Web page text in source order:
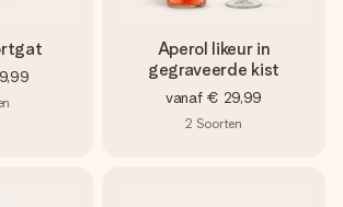
Aperol likeur in
gegraveerde kist
vanaf € 29,99
2 Soorten